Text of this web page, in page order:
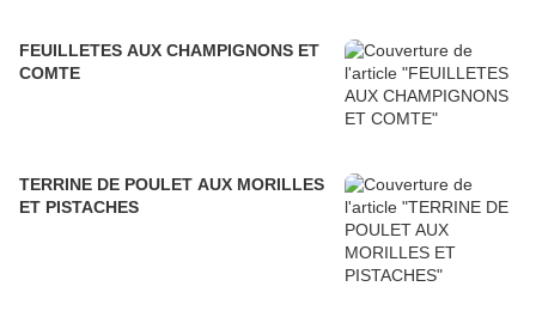
FEUILLETES AUX CHAMPIGNONS ET
COMTE
TERRINE DE POULET AUX MORILLES
ET PISTACHES